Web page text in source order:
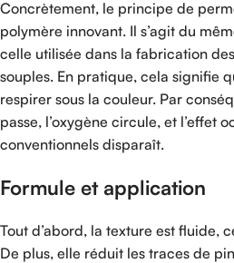
Concrètement, le principe de
polymère innovant. Il s’agit du
celle utilisée dans la fabrication
souples. En pratique, cela signifie
respirer sous la couleur. Par
passe, l’oxygène circule, et l’effet
conventionnels disparaît.
Formule et application
Tout d’abord, la texture est fluide,
De plus, elle réduit les traces de